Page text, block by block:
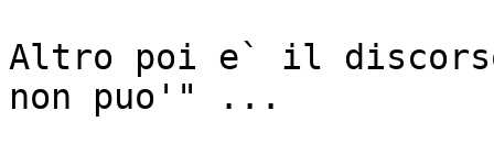
Altro poi e` il
non puo'" ...